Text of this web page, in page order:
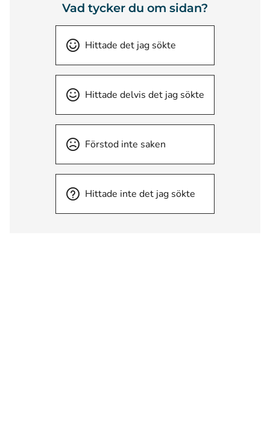
Vad tycker du om sidan?
Hittade det jag sökte
Hittade delvis det jag sökte
Förstod inte saken
Hittade inte det jag sökte